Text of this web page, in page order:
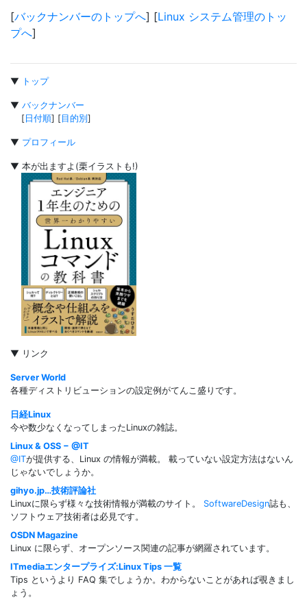
[バックナンバーのトップへ] [Linux システム管理のトッ
プへ]
▼ トップ
▼ バックナンバー
[ 日付順] [目的別 ]
▼ プロフィール
▼ 本が出ますよ(栗イラストも!)
▼ リンク
Server World
各種ディストリビューションの設定例がてんこ盛りです。
日経Linux
今や数少なくなってしまったLinuxの雑誌。
Linux & OSS − @IT
@ITが提供する、Linux の情報が満載。 載っていない設定方法はないん
じゃないでしょうか。
gihyo.jp…技術評論社
Linuxに限らず様々な技術情報が満載のサイト。 SoftwareDesign誌も、
ソフトウェア技術者は必見です。
OSDN Magazine
Linux に限らず、オープンソース関連の記事が網羅されています。
ITmediaエンタープライズ:Linux Tips 一覧
Tips というより FAQ 集でしょうか。わからないことがあれば覗きまし
ょう。